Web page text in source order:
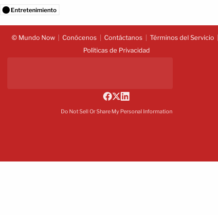
Entretenimiento
© Mundo Now Conócenos Contáctanos
Términos del Servicio
Políticas de Privacidad
Do Not Sell Or Share My Personal Information